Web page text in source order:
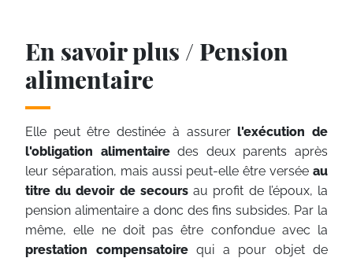
En savoir plus / Pension
alimentaire
Elle peut être destinée à assurerl'exécution de
l'obligation alimentairedes deux parents après
leur séparation, mais aussi peut-elle être versée au
titre du devoir de secoursau profit de l’époux, la
pension alimentaire a donc des fins subsides. Par la
même, elle ne doit pas être confondue avec la
prestation compensatoirequi a pour objet de